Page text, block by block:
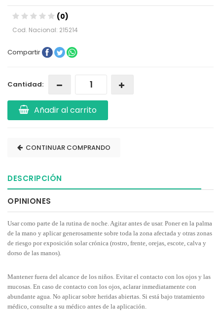
(0)
Cod. Nacional: 215214
Compartir
Cantidad:
Añadir al carrito
CONTINUAR COMPRANDO
DESCRIPCIÓN
OPINIONES
Usar como parte de la rutina de noche. Agitar antes de usar. Poner en la palma
de la mano y aplicar generosamente sobre toda la zona afectada y otras zonas
de riesgo por exposición solar crónica (rostro, frente, orejas, escote, calva y
dorso de las manos).
Mantener fuera del alcance de los niños. Evitar el contacto con los ojos y las
mucosas. En caso de contacto con los ojos, aclarar inmediatamente con
abundante agua. No aplicar sobre heridas abiertas. Si está bajo tratamiento
médico, consulte a su médico antes de la aplicación.